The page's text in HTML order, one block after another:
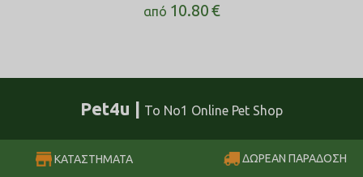
από 10.80€
Pet4u | Το No1 Online Pet Shop
ΚΑΤΑΣΤΗΜΑΤΑ ΔΩΡΕΑΝ ΠΑΡΑΔΟΣΗ